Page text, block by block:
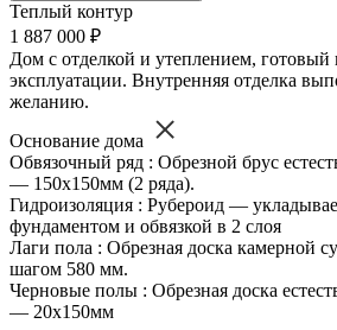
Теплый контур
1 887 000 ₽
Дом с отделкой и утеплением, готовый
эксплуатации. Внутренняя отделка
желанию.
Основание дома
Обвязочный ряд : Обрезной брус
— 150х150мм (2 ряда).
Гидроизоляция : Рубероид —
фундаментом и обвязкой в 2 слоя
Лаги пола : Обрезная доска камерной
шагом 580 мм.
Черновые полы : Обрезная доска
— 20х150мм